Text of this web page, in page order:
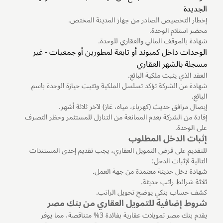
الجديدة
إخطار التخصيص الصادر من جهاز المدينة المختص.
محضر استلام الوحدة.
شهادة بالموقف المالي والعقاري للوحدة.
الوحدات داخل كمبوند أو تابعة لمطورين أو جمعيات - غير
مسجلة بالشهر العقاري
العقد الذي يثبت ملكية البائع.
شهادة من الشركة تؤكد تسلسل الملكية وتثبت حيازة الوحدة باسم
البائع.
إيصال مرافق حديث (كهرباء، مياه، غاز) لآخر ثلاثة أشهر.
إفادة من الشركة بعدم الممانعة من التنازل للمستثمر وحظر التصرف
على الوحدة.
إثبات الدخل المطلوب
للتقديم على قرض التمويل العقاري، يجب تقديم إحدى المستندات
التالية لإثبات الدخل:
شهادة دخل حديثة معتمدة من جهة العمل.
ثلاثة شرائط راتب حديثة.
كشف حساب بنكي يوضح تحويل الراتب.
شروط إضافية للتمويل العقاري من بنك مصر
يقدم بنك مصر تمويلات عقارية بفائدة 3% متناقصة، مما يوفر